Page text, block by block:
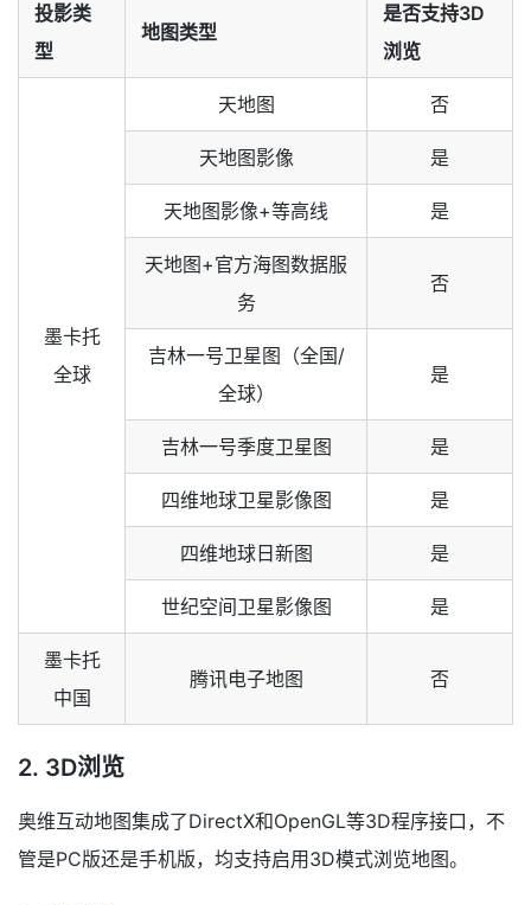
投影类
型
地图类型
是否支持3D
浏览
墨卡托
全球
天地图 否
天地图影像 是
天地图影像+等高线 是
天地图+官方海图数据服
务
否
吉林一号卫星图（全国/
全球）
是
吉林一号季度卫星图 是
四维地球卫星影像图 是
四维地球日新图 是
世纪空间卫星影像图 是
墨卡托
中国
腾讯电子地图 否
2. 3D浏览
奥维互动地图集成了DirectX和OpenGL等3D程序接口，不
管是PC版还是手机版，均支持启用3D模式浏览地图。